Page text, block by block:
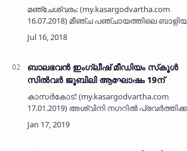
മഞ്ചേശ്വരം: (my.kasargodvartha.com
16.07.2018) മീഞ്ച പഞ്ചായത്തിലെ
എട്ടാം വാര്‍ഡില്‍ താമസിക്കുന്ന സുബയ്യ,
മാധവി എന്ന സഹോദരങ്ങള്‍ക്ക്
ബാലഭവന്‍ ഇംഗ്ലീഷ് മീഡിയം സ്‌കൂള്‍
സില്‍വര്‍ ജൂബിലി ആഘോഷം 19ന്
കാസര്‍കോട്: (my.kasargodvartha.com
17.01.2019) അശ്വിനി നഗറില്‍
ബാലഭവന്‍ ഇംഗ്ലീഷ് മീഡിയം സ്‌കൂളിന്റെ
സില്‍വര്‍ ജൂബിലി ആഘോഷം 19ന്